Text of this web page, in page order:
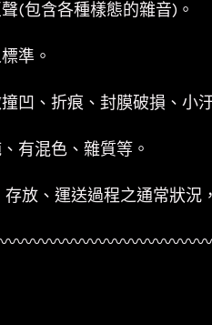
(包含各種樣態的雜音)。
準。
凹、折痕、封膜破損、小
有混色、雜質等。
放、運送過程之通常狀況
〰〰〰〰〰〰〰〰〰〰〰〰